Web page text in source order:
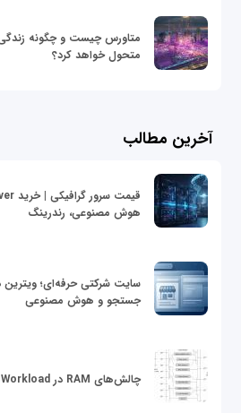
متاورس چیست و چگونه زندگی
متحول خواهد کرد؟
آخرین مطالب
هوش مصنوعی، رندرینگ
سایت شرکتی حرفه‌ای؛ ویترین
جستجو و هوش مصنوعی
چالش‌های RAM در Workloadهای محاسباتی HPC